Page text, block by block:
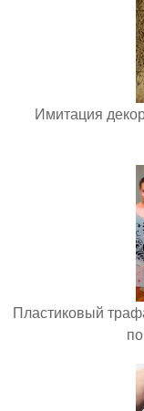
Имитация
Пластиковый